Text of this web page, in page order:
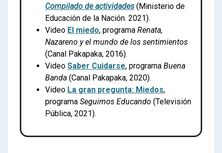
Compilado de actividades (Ministerio de
Educación de la Nación. 2021).
Video El miedo, programa Renata,
Nazareno y el mundo de los sentimientos
(Canal Pakapaka, 2016).
Video Saber Cuidarse, programa Buena
Banda (Canal Pakapaka, 2020).
Video La gran pregunta: Miedos,
programa Seguimos Educando (Televisión
Pública, 2021).